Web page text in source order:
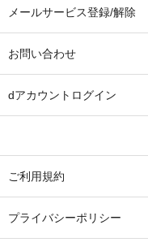
メールサービス登録/解除
お問い合わせ
dアカウントログイン
ご利用規約
プライバシーポリシー